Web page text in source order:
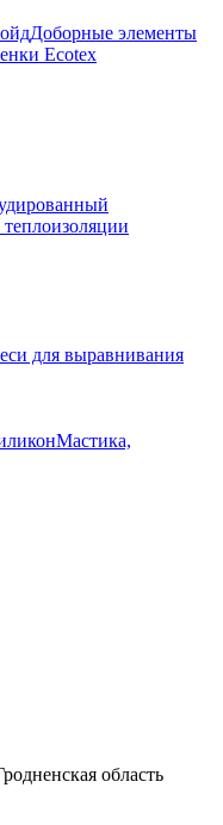
Доборные элементы
Ecotex
для выравнивания
Мастика,
область